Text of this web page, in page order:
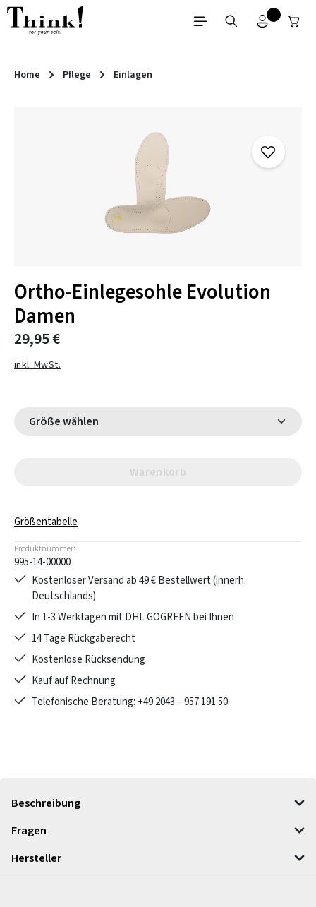
Zum Hauptinhalt springen
Home Pflege Einlagen
Ortho-Einlegesohle Evolution
Damen
29,95 €
inkl. MwSt.
Größe wählen
Warenkorb
Größentabelle
Produktnummer:
995-14-00000
Kostenloser Versand ab 49 € Bestellwert (innerh.
Deutschlands)
In 1-3 Werktagen mit DHL GOGREEN bei Ihnen
14 Tage Rückgaberecht
Kostenlose Rücksendung
Kauf auf Rechnung
Telefonische Beratung: +49 2043 – 957 191 50
Beschreibung
Fragen
Hersteller